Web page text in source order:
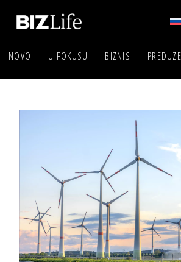
NOVO U FOKUSU BIZNIS